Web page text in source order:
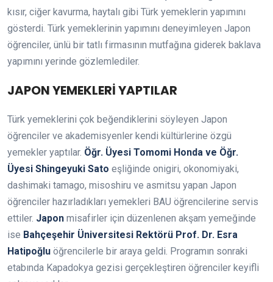
kısır, ciğer kavurma, haytalı gibi Türk yemeklerin yapımını
gösterdi. Türk yemeklerinin yapımını deneyimleyen Japon
öğrenciler, ünlü bir tatlı firmasının mutfağına giderek baklava
yapımını yerinde gözlemlediler.
JAPON YEMEKLERİ YAPTILAR
Türk yemeklerini çok beğendiklerini söyleyen Japon
öğrenciler ve akademisyenler kendi kültürlerine özgü
yemekler yaptılar. Öğr. Üyesi Tomomi Honda ve Öğr.
Üyesi Shingeyuki Sato eşliğinde onigiri, okonomiyaki,
dashimaki tamago, misoshiru ve asmitsu yapan Japon
öğrenciler hazırladıkları yemekleri BAU öğrencilerine servis
ettiler. Japon misafirler için düzenlenen akşam yemeğinde
ise Bahçeşehir Üniversitesi Rektörü Prof. Dr. Esra
Hatipoğlu öğrencilerle bir araya geldi. Programın sonraki
etabında Kapadokya gezisi gerçekleştiren öğrenciler keyifli